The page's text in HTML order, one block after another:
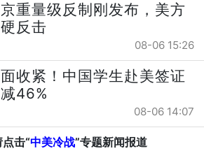
重量级反制刚发布，美方
反击
08-06 15:26
收紧！中国学生赴美签证
46%
08-06 14:07
击“中美冷战”专题新闻报道